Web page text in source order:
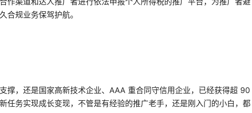
合规业务保驾护航。
撑，还是国家高新技术企业、AAA 重合同守信用企业，已经获得超 90
任务实现成长变现，不管是有经验的推广老手，还是刚入门的小白，都